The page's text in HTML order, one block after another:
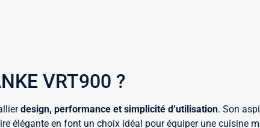
VRT900 ?
design, performance et simplicité d’utilisation. Son
élégante en font un choix idéal pour équiper une cuisine